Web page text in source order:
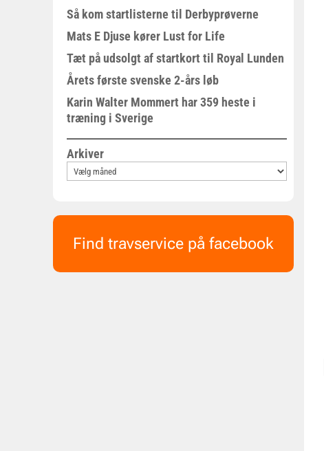
Så kom startlisterne til Derbyprøverne
Mats E Djuse kører Lust for Life
Tæt på udsolgt af startkort til Royal Lunden
Årets første svenske 2-års løb
Karin Walter Mommert har 359 heste i
træning i Sverige
Arkiver
Find travservice på facebook